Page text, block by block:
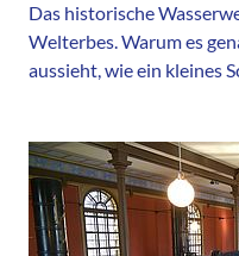
Das historische
Welterbes. Warum es
aussieht, wie ein kleines